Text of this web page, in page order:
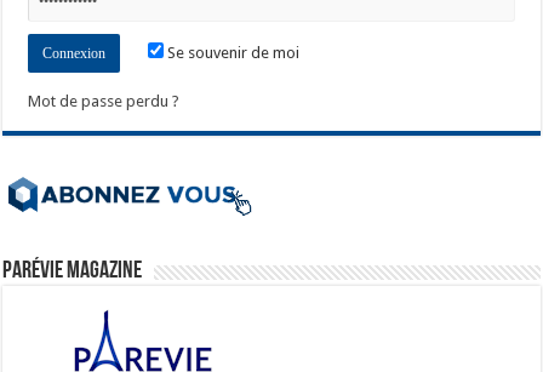
Se souvenir de moi
Mot de passe perdu ?
ParéVie Magazine